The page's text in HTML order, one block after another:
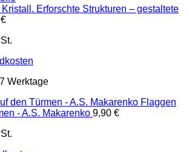
Kristall. Erforschte Strukturen – gestaltete
€
Werktage
Flaggen
- A.S. Makarenko 9,90 €